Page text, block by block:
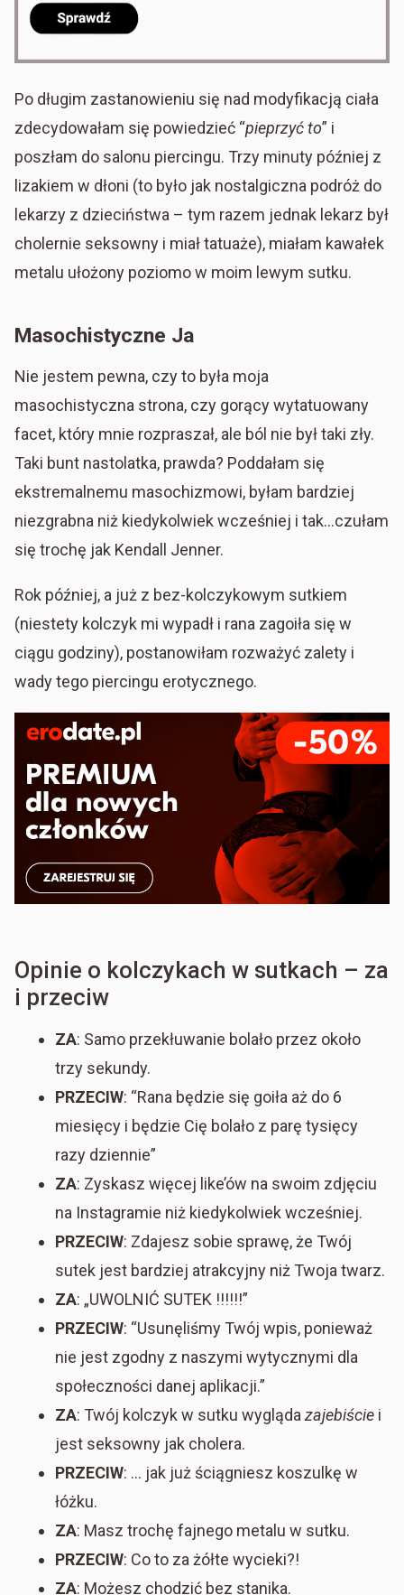
Po długim zastanowieniu się nad modyfikacją ciała
zdecydowałam się powiedzieć “pieprzyć to” i
poszłam do salonu piercingu. Trzy minuty później z
lizakiem w dłoni (to było jak nostalgiczna podróż do
lekarzy z dzieciństwa – tym razem jednak lekarz był
cholernie seksowny i miał tatuaże), miałam kawałek
metalu ułożony poziomo w moim lewym sutku.
Masochistyczne Ja
Nie jestem pewna, czy to była moja
masochistyczna strona, czy gorący wytatuowany
facet, który mnie rozpraszał, ale ból nie był taki zły.
Taki bunt nastolatka, prawda? Poddałam się
ekstremalnemu masochizmowi, byłam bardziej
niezgrabna niż kiedykolwiek wcześniej i tak…czułam
się trochę jak Kendall Jenner.
Rok później, a już z bez-kolczykowym sutkiem
(niestety kolczyk mi wypadł i rana zagoiła się w
ciągu godziny), postanowiłam rozważyć zalety i
wady tego piercingu erotycznego.
Opinie o kolczykach w sutkach – za
i przeciw
ZA: Samo przekłuwanie bolało przez około
trzy sekundy.
PRZECIW: “Rana będzie się goiła aż do 6
miesięcy i będzie Cię bolało z parę tysięcy
razy dziennie”
ZA: Zyskasz więcej like’ów na swoim zdjęciu
na Instagramie niż kiedykolwiek wcześniej.
PRZECIW: Zdajesz sobie sprawę, że Twój
sutek jest bardziej atrakcyjny niż Twoja twarz.
ZA: „UWOLNIĆ SUTEK !!!!!!”
PRZECIW: “Usunęliśmy Twój wpis, ponieważ
nie jest zgodny z naszymi wytycznymi dla
społeczności danej aplikacji.”
ZA: Twój kolczyk w sutku wygląda zajebiście i
jest seksowny jak cholera.
PRZECIW: … jak już ściągniesz koszulkę w
łóżku.
ZA: Masz trochę fajnego metalu w sutku.
PRZECIW: Co to za żółte wycieki?!
ZA: Możesz chodzić bez stanika.